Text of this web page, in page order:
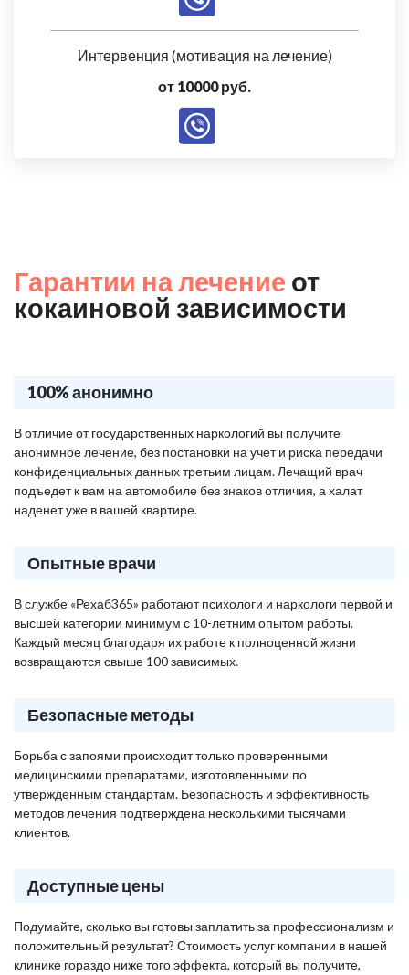
Интервенция (мотивация на лечение)
от 10000 руб.
Гарантии на лечение от
кокаиновой зависимости
100% анонимно
В отличие от государственных наркологий вы получите
анонимное лечение, без постановки на учет и риска передачи
конфиденциальных данных третьим лицам. Лечащий врач
подъедет к вам на автомобиле без знаков отличия, а халат
наденет уже в вашей квартире.
Опытные врачи
В службе «Рехаб365» работают психологи и наркологи первой и
высшей категории минимум с 10-летним опытом работы.
Каждый месяц благодаря их работе к полноценной жизни
возвращаются свыше 100 зависимых.
Безопасные методы
Борьба с запоями происходит только проверенными
медицинскими препаратами, изготовленными по
утвержденным стандартам. Безопасность и эффективность
методов лечения подтверждена несколькими тысячами
клиентов.
Доступные цены
Подумайте, сколько вы готовы заплатить за профессионализм и
положительный результат? Стоимость услуг компании в нашей
клинике гораздо ниже того эффекта, который вы получите,